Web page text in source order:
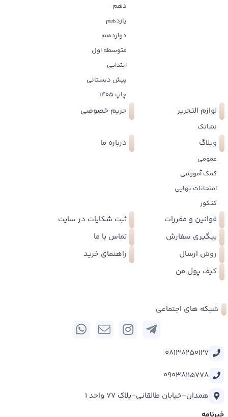
دهم
یازدهم
دوازدهم
متوسطه اول
ابتدایی
پیش دبستانی
چاپ 1405
لوازم التحریر
نشانک
حریم خصوصی
وبلاگ
عمومی
کمک آموزشی
امتحانات نهایی
کنکور
درباره ما
قوانین و مقررات
ثبت شکایات در سایت
پیگیری سفارش
تماس با ما
روش ارسال
راهنمای خرید
کیف پول من
شبکه های اجتماعی
08138250127
09038115778
همدان-خیابان طالقانی-پلاک 77 واحد 1
خبرنامه